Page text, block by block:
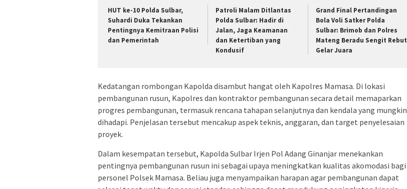
HUT ke-10 Polda Sulbar,
Suhardi Duka Tekankan
Pentingnya Kemitraan Polisi
dan Pemerintah
Patroli Malam Ditlantas
Polda Sulbar: Hadir di
Jalan, Jaga Keamanan
dan Ketertiban yang
Kondusif
Grand Final Pertandingan
Bola Voli Satker Polda
Sulbar: Brimob dan Polres
Mateng Beradu Sengit Rebut
Gelar Juara
Kedatangan rombongan Kapolda disambut hangat oleh Kapolres Mamasa. Di lokasi
pembangunan rusun, Kapolres dan kontraktor pembangunan secara detail memaparkan
progres pembangunan, termasuk rencana tahapan selanjutnya dan kendala yang mungkin
dihadapi. Penjelasan tersebut mencakup aspek teknis, anggaran, dan target penyelesaian
proyek.
Dalam kesempatan tersebut, Kapolda Sulbar Irjen Pol Adang Ginanjar menekankan
pentingnya pembangunan rusun ini sebagai upaya meningkatkan kualitas akomodasi bagi
personel Polsek Mamasa. Beliau juga menyampaikan harapan agar pembangunan dapat